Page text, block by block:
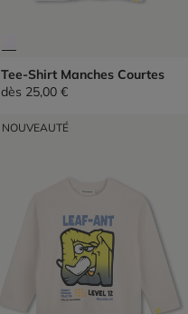
Tee-Shirt Manches Courtes
dès 25,00 €
NOUVEAUTÉ